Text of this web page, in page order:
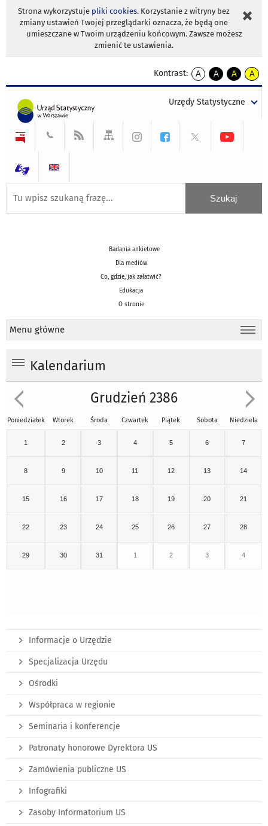
Strona wykorzystuje pliki cookies. Korzystanie z witryny bez
zmiany ustawień Twojej przeglądarki oznacza, że będą one
umieszczane w Twoim urządzeniu końcowym. Zawsze możesz
zmienić te ustawienia.
Kontrast:
A
kontrast
A
kontrast
tekst
czarnym
A
kontrast
tekst
czarnym
A
tekst
żółtym
Urzędy Statystyczne
Badania ankietowe
Dla mediów
Co, gdzie, jak załatwić?
Edukacja
O stronie
Menu główne
Kalendarium
Grudzień 2386
Poniedziałek Wtorek Środa Czwartek Piątek Sobota Niedziela
1 2 3 4 5 6 7
8 9 10 11 12 13 14
15 16 17 18 19 20 21
22 23 24 25 26 27 28
29 30 31 1 2 3 4
Informacje o Urzędzie
Specjalizacja Urzędu
Ośrodki
Współpraca w regionie
Seminaria i konferencje
Patronaty honorowe Dyrektora US
Zamówienia publiczne US
Infografiki
Zasoby Informatorium US